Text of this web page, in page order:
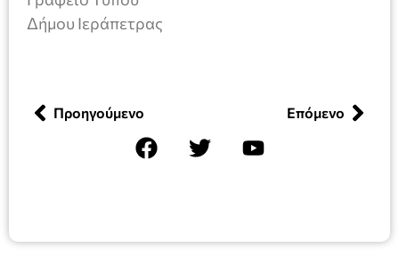
Δήμου Ιεράπετρας
Προηγούμενο Επόμενο